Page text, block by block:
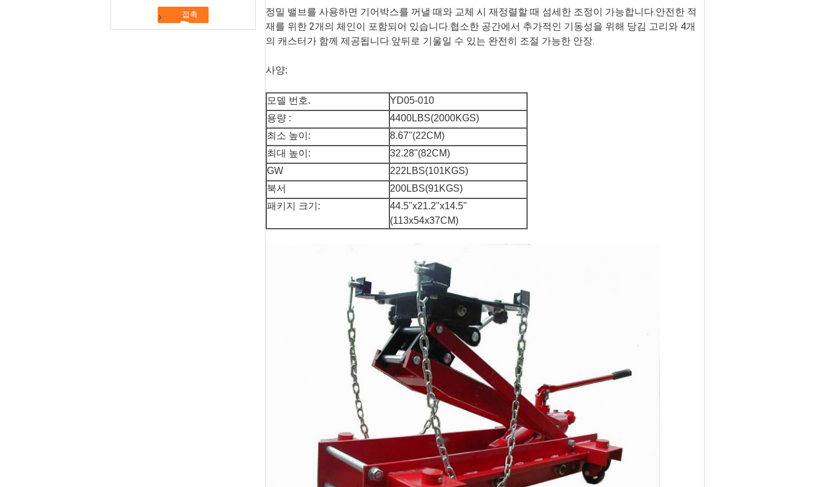
정밀 밸브를 사용하면 기어박스를 꺼낼 때와 교체 시 재정렬할 때 섬세한 조정이 가능합니다.안전한 적
재를 위한 2개의 체인이 포함되어 있습니다.협소한 공간에서 추가적인 기동성을 위해 당김 고리와 4개
의 캐스터가 함께 제공됩니다.앞뒤로 기울일 수 있는 완전히 조절 가능한 안장.
사양:
모델 번호.
YD05-010
용량 :
4400LBS(2000KGS)
최소 높이:
8.67"(22CM)
최대 높이:
32.28"(82CM)
GW
222LBS(101KGS)
북서
200LBS(91KGS)
패키지 크기:
44.5"x21.2"x14.5"
(113x54x37CM)